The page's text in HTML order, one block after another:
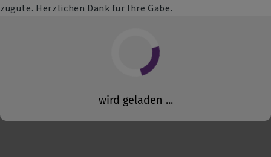
zugute. Herzlichen Dank für Ihre Gabe.